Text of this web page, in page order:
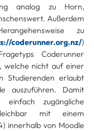
analog zu Horn,
Außerdem
zu
coderunner.org.nz/)
Coderunner
welche nicht auf einer
Studierenden erlaubt
auszuführen. Damit
zugängliche
mit einem
innerhalb von Moodle